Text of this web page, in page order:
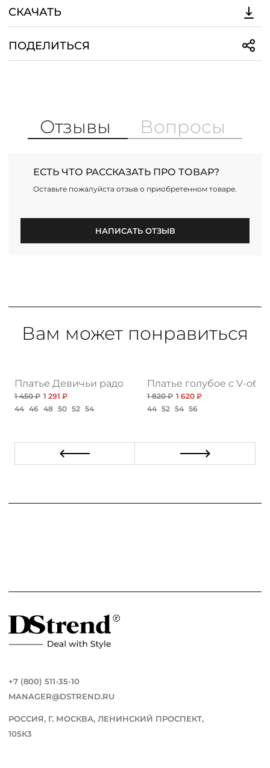
СКАЧАТЬ
ПОДЕЛИТЬСЯ
Отзывы Вопросы
ЕСТЬ ЧТО РАССКАЗАТЬ ПРО ТОВАР?
Оставьте пожалуйста отзыв о приобретенном товаре.
НАПИСАТЬ ОТЗЫВ
Вам может понравиться
нью
Платье Девичьи радости, экстра
1 450 ₽ 1 291 ₽
44 46 48 50 52 54
Платье голубое с V-
1 820 ₽ 1 620 ₽
44 52 54 56
+7 (800) 511-35-10
MANAGER@DSTREND.RU
РОССИЯ, Г. МОСКВА, ЛЕНИНСКИЙ ПРОСПЕКТ,
105К3